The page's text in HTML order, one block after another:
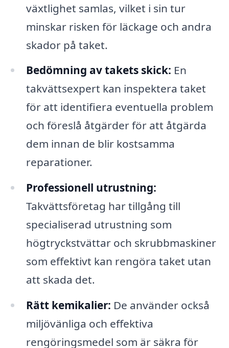
växtlighet samlas, vilket i sin tur
minskar risken för läckage och andra
skador på taket.
Bedömning av takets skick: En
takvättsexpert kan inspektera taket
för att identifiera eventuella problem
och föreslå åtgärder för att åtgärda
dem innan de blir kostsamma
reparationer.
Professionell utrustning:
Takvättsföretag har tillgång till
specialiserad utrustning som
högtryckstvättar och skrubbmaskiner
som effektivt kan rengöra taket utan
att skada det.
Rätt kemikalier: De använder också
miljövänliga och effektiva
rengöringsmedel som är säkra för